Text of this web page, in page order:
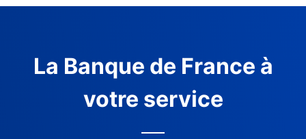
La Banque de France à
votre service